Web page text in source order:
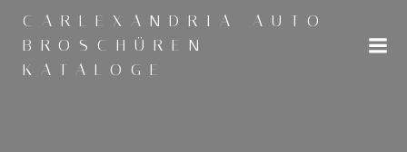
Inhalt
CARLEXANDRIA AUTO
BROSCHÜREN
KATALOGE